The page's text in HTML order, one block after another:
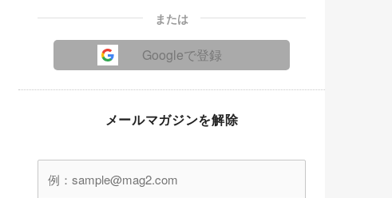
または
Googleで登録
メールマガジンを解除